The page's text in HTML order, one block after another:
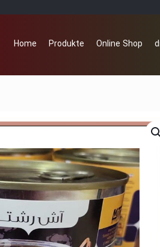
Home Produkte Online Shop